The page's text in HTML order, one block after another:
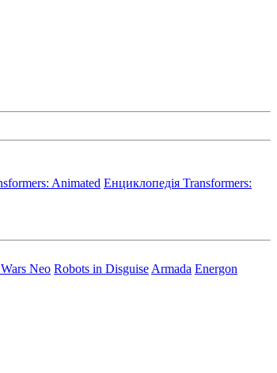
Animated Енциклопедія Transformers:
Neo Robots in Disguise Armada Energon